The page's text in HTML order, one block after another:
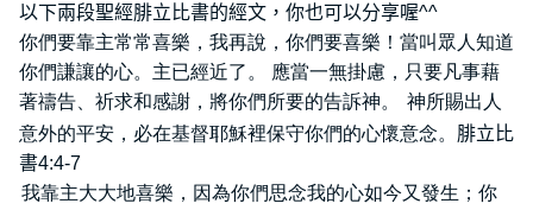
以下兩段聖經腓立比書的經文，你也可以分享喔^^
你們要靠主常常喜樂，我再說，你們要喜樂！當叫眾人知道
你們謙讓的心。主已經近了。
應當一無掛慮，只要凡事藉
著禱告、祈求和感謝，將你們所要的告訴神。
神所賜出人
意外的平安，必在基督耶穌裡保守你們的心懷意念。 腓立比
書4:4-7
我靠主大大地喜樂，因為你們思念我的心如今又發生；你